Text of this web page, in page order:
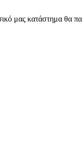
μας κατάστημα θα